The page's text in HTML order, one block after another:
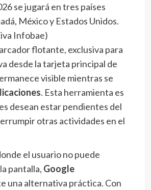
se jugará en tres países
México y Estados Unidos.
Infobae)
flotante, exclusiva para
desde la tarjeta principal de
visible mientras se
. Esta herramienta es
desean estar pendientes del
otras actividades en el
el usuario no puede
pantalla, Google
una alternativa práctica. Con